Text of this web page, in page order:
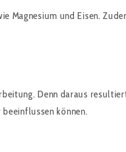
und Eisen.
Denn daraus
können.